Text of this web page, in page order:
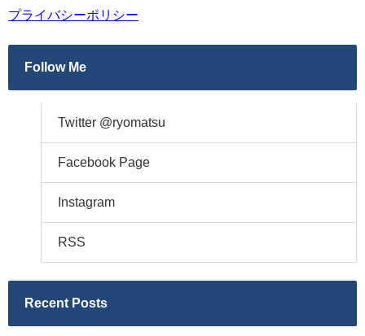
プライバシーポリシー
Follow Me
Twitter @ryomatsu
Facebook Page
Instagram
RSS
Recent Posts